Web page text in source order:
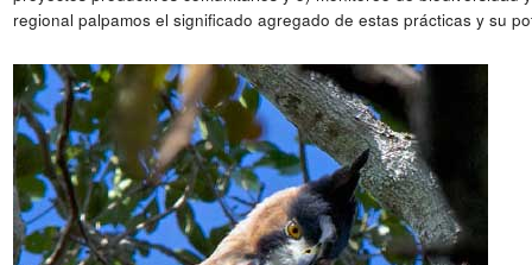
regional palpamos el significado agregado de estas prácticas y su